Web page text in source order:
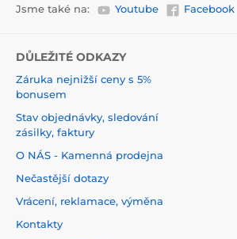
Jsme také na: Youtube Facebook
DŮLEŽITÉ ODKAZY
Záruka nejnižší ceny s 5%
bonusem
Stav objednávky, sledování
zásilky, faktury
O NÁS - Kamenná prodejna
Nečastější dotazy
Vrácení, reklamace, výměna
Kontakty